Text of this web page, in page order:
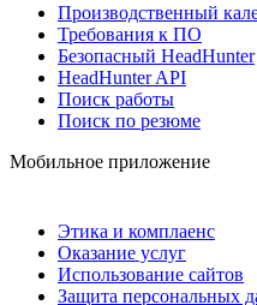
Производственный
Требования к ПО
Безопасный HeadHunter
HeadHunter API
Поиск работы
Поиск по резюме
Мобильное приложение
Этика и комплаенс
Оказание услуг
Использование сайтов
Защита персональных